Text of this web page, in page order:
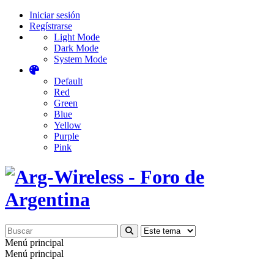
Iniciar sesión
Regístrarse
Light Mode
Dark Mode
System Mode
Default
Red
Green
Blue
Yellow
Purple
Pink
Menú principal
Menú principal